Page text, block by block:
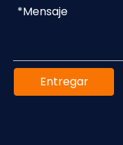
Entregar